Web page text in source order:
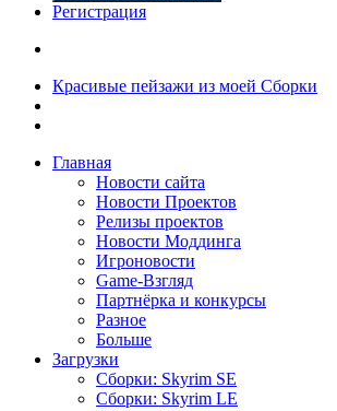
Регистрация
Красивые пейзажи из моей Сборки
Главная
Новости сайта
Новости Проектов
Релизы проектов
Новости Моддинга
Игроновости
Game-Взгляд
Партнёрка и конкурсы
Разное
Больше
Загрузки
Сборки: Skyrim SE
Сборки: Skyrim LE